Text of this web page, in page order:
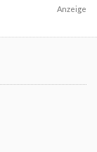
Anzeige